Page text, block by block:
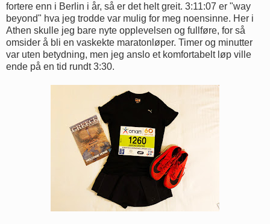
fortere enn i Berlin i år, så er det helt greit. 3:11:07 er "way
beyond" hva jeg trodde var mulig for meg noensinne. Her i
Athen skulle jeg bare nyte opplevelsen og fullføre, for så
omsider å bli en vaskekte maratonløper. Timer og minutter
var uten betydning, men jeg anslo et komfortabelt løp ville
ende på en tid rundt 3:30.